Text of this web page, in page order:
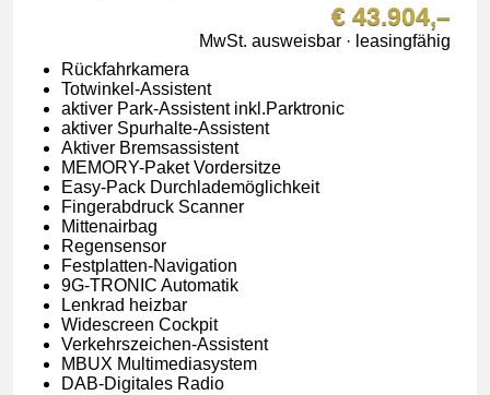
€ 43.904,–
MwSt. ausweisbar · leasingfähig
Rückfahrkamera
Totwinkel-Assistent
aktiver Park-Assistent inkl.Parktronic
aktiver Spurhalte-Assistent
Aktiver Bremsassistent
MEMORY-Paket Vordersitze
Easy-Pack Durchlademöglichkeit
Fingerabdruck Scanner
Mittenairbag
Regensensor
Festplatten-Navigation
9G-TRONIC Automatik
Lenkrad heizbar
Widescreen Cockpit
Verkehrszeichen-Assistent
MBUX Multimediasystem
DAB-Digitales Radio